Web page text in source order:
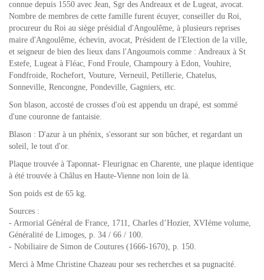
connue depuis 1550 avec Jean, Sgr des Andreaux et de Lugeat, avocat.
Nombre de membres de cette famille furent écuyer, conseiller du Roi,
procureur du Roi au siège présidial d'Angoulême, à plusieurs reprises
maire d'Angoulême, échevin, avocat, Président de l'Election de la ville,
et seigneur de bien des lieux dans l'Angoumois comme : Andreaux à St
Estefe, Lugeat à Fléac, Fond Froule, Champoury à Edon, Vouhire,
Fondfroide, Rochefort, Vouture, Verneuil, Petillerie, Chatelus,
Sonneville, Rencongne, Pondeville, Gagniers, etc.
Son blason, accosté de crosses d'où est appendu un drapé, est sommé
d'une couronne de fantaisie.
Blason : D'azur à un phénix, s'essorant sur son bûcher, et regardant un
soleil, le tout d'or.
Plaque trouvée à Taponnat- Fleurignac en Charente, une plaque identique
à été trouvée à Châlus en Haute-Vienne non loin de là.
Son poids est de 65 kg.
Sources :
- Armorial Général de France, 1711, Charles d’Hozier, XVIéme volume,
Généralité de Limoges, p. 34 / 66 / 100.
- Nobiliaire de Simon de Coutures (1666-1670), p. 150.
Merci à Mme Christine Chazeau pour ses recherches et sa pugnacité.